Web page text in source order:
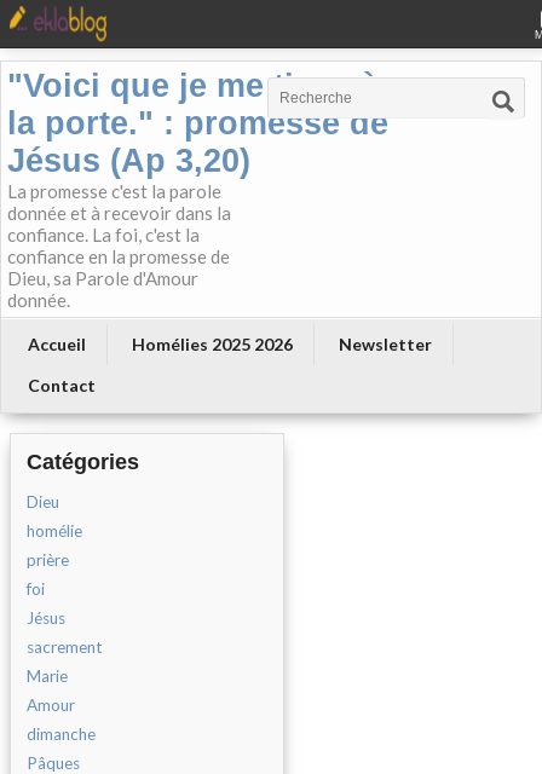
"Voici que je me tiens à
la porte." : promesse de
Jésus (Ap 3,20)
La promesse c'est la parole
donnée et à recevoir dans la
confiance. La foi, c'est la
confiance en la promesse de
Dieu, sa Parole d'Amour
donnée.
Accueil Homélies 2025 2026
Newsletter
Contact
Catégories
Dieu
homélie
prière
foi
Jésus
sacrement
Marie
Amour
dimanche
Pâques